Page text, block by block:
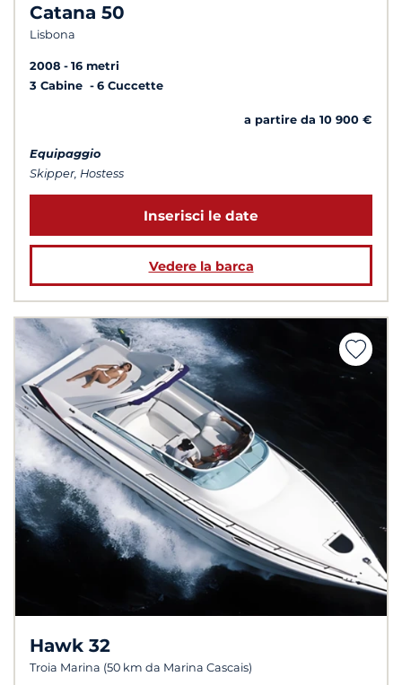
Catana 50
Lisbona
2008
16 metri
3 Cabine
6 Cuccette
a partire da 10 900 €
Equipaggio
Skipper, Hostess
Inserisci le date
Vedere la barca
Hawk 32
Troia Marina (50 km da Marina Cascais)